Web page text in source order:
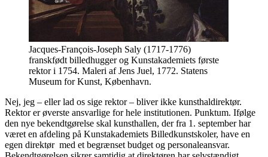
Jacques-François-Joseph Saly (1717-1776)
franskfødt billedhugger og Kunstakademiets første
rektor i 1754. Maleri af Jens Juel, 1772. Statens
Museum for Kunst, København.
Nej, jeg – eller lad os sige rektor – bliver ikke kunsthaldirektør.
Rektor er øverste ansvarlige for hele institutionen. Punktum. Ifølge
den nye bekendtgørelse skal kunsthallen, der fra 1. september har
været en afdeling på Kunstakademiets Billedkunstskoler, have en
egen direktør med et begrænset budget og personaleansvar.